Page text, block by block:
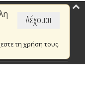
Δέχομαι
τη χρήση τους.